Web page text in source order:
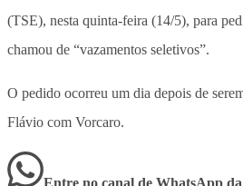
(TSE), nesta quinta-feira (14/5), para
chamou de “vazamentos seletivos”.
O pedido ocorreu um dia depois de
Flávio com Vorcaro.
Entre no canal de WhatsApp da